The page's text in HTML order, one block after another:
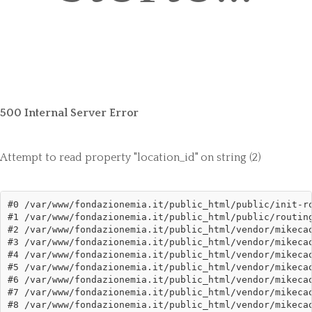
500 Internal Server Error
Attempt to read property "location_id" on string (2)
#0 /var/www/fondazionemia.it/public_html/public/init-
#1 /var/www/fondazionemia.it/public_html/public/
#2 /var/www/fondazionemia.it/public_html/vendor/
#3 /var/www/fondazionemia.it/public_html/vendor/
#4 /var/www/fondazionemia.it/public_html/vendor/
#5 /var/www/fondazionemia.it/public_html/vendor/
#6 /var/www/fondazionemia.it/public_html/vendor/
#7 /var/www/fondazionemia.it/public_html/vendor/
#8 /var/www/fondazionemia.it/public_html/vendor/